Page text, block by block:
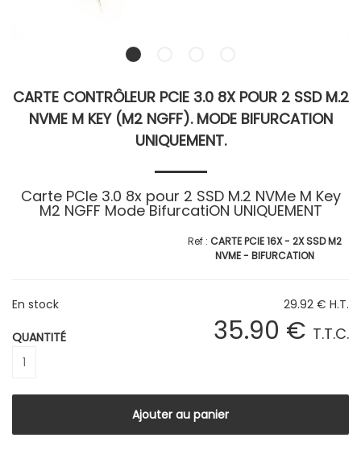
CARTE CONTRÔLEUR PCIE 3.0 8X POUR 2 SSD M.2
NVME M KEY (M2 NGFF). MODE BIFURCATION
UNIQUEMENT.
Carte PCIe 3.0 8x pour 2 SSD M.2 NVMe M Key
M2 NGFF Mode BifurcatiON UNIQUEMENT
CARTE PCIE 16X - 2X SSD M2
NVME - BIFURCATION
29.92 € H.T.
35.90 € T.T.C.
En stock
QUANTITÉ